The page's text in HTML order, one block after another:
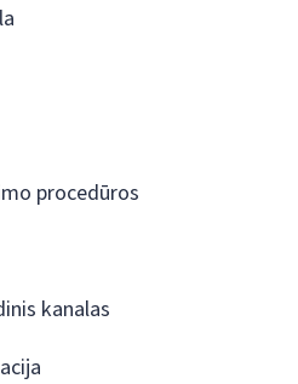
procedūros
kanalas